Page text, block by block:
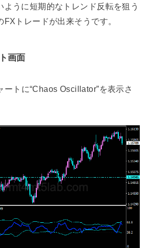
ように短期的なトレンド反転を狙う
FXトレードが出来そうです。
画面
トに“Chaos Oscillator”を表示さ